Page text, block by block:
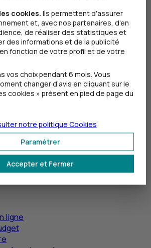
intergénérationnelle
avantages de la colocation
Comptes et cartes
ligne
de paiement
ligne
cookies. Ils permettent d'assurer
et, avec nos partenaires, d'en
de réaliser des statistiques et
des informations et de la publicité
fonction de votre profil et de votre
vos choix pendant 6 mois. Vous
changer d’avis en cliquant sur le
cookies » présent en pied de page du
Accepter et Fermer
Paramétrer
notre politique Cookies